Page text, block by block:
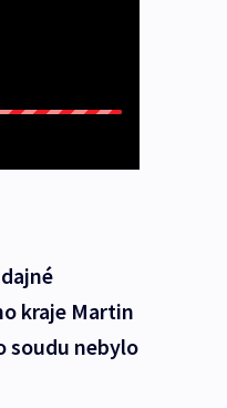
kraje Martin
soudu nebylo